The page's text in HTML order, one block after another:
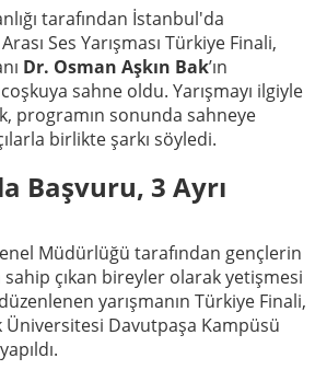
tarafından İstanbul'da
Ses Yarışması Türkiye Finali,
Dr. Osman Aşkın Bak’ın
sahne oldu. Yarışmayı ilgiyle
programın sonunda sahneye
birlikte şarkı söyledi.
Başvuru, 3 Ayrı
Müdürlüğü tarafından gençlerin
çıkan bireyler olarak yetişmesi
yarışmanın Türkiye Finali,
Üniversitesi Davutpaşa Kampüsü